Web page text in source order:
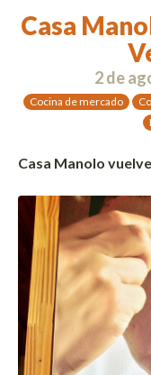
Casa
2 de
Cocina de mercado
Casa Manolo